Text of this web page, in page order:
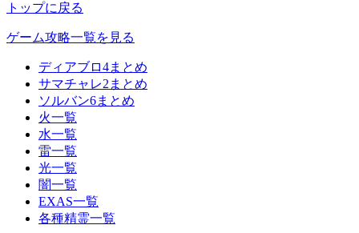
トップに戻る
ゲーム攻略一覧を見る
ディアブロ4まとめ
サマチャレ2まとめ
ソルバン6まとめ
火一覧
水一覧
雷一覧
光一覧
闇一覧
EXAS一覧
各種精霊一覧